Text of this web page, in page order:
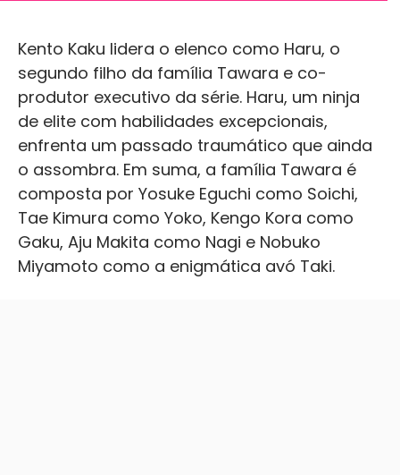
Kento Kaku lidera o elenco como Haru, o
segundo filho da família Tawara e co-
produtor executivo da série. Haru, um ninja
de elite com habilidades excepcionais,
enfrenta um passado traumático que ainda
o assombra. Em suma, a família Tawara é
composta por Yosuke Eguchi como Soichi,
Tae Kimura como Yoko, Kengo Kora como
Gaku, Aju Makita como Nagi e Nobuko
Miyamoto como a enigmática avó Taki.